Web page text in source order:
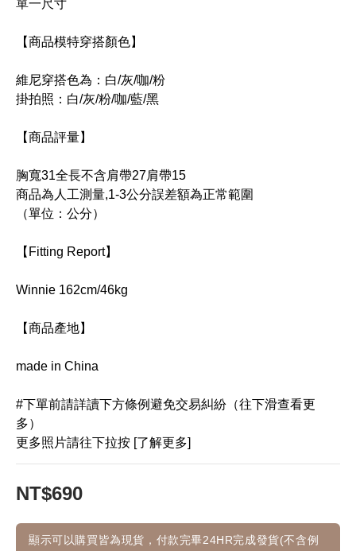
單一尺寸
【商品模特穿搭顏色】
維尼穿搭色為：白/灰/咖/粉
掛拍照：白/灰/粉/咖/藍/黑
【商品評量】
胸寬31全長不含肩帶27肩帶15
商品為人工測量,1-3公分誤差額為正常範圍
（單位：公分）
【Fitting Report】
Winnie 162cm/46kg
【商品產地】
made in China
#下單前請詳讀下方條例避免交易糾紛（往下滑查看更
多）
更多照片請往下拉按 [了解更多]
NT$690
顯示可以購買皆為現貨，付款完畢24HR完成發貨(不含例